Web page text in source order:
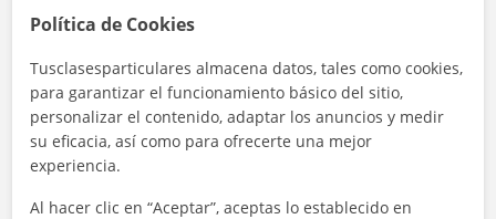
1ª clase gratis
Política de Cookies
Tusclasesparticulares almacena datos, tales como cookies,
para garantizar el funcionamiento básico del sitio,
personalizar el contenido, adaptar los anuncios y medir
su eficacia, así como para ofrecerte una mejor
experiencia.
Al hacer clic en “Aceptar”, aceptas lo establecido en